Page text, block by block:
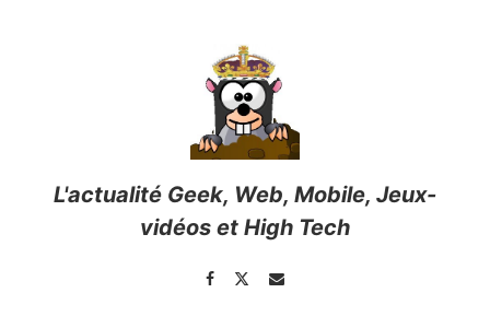
L'actualité Geek, Web, Mobile, Jeux-
vidéos et High Tech